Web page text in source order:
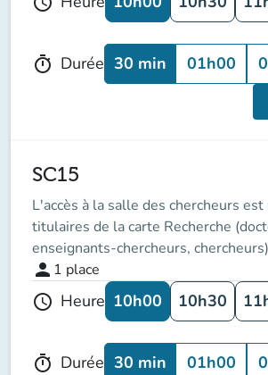
timer Durée 30 min 01h00
SC15
L'accès à la salle des chercheurs
titulaires de la carte Recherche
enseignants-chercheurs, chercheurs)
person 1 place
schedule Heure 10h00 10h30
timer Durée 30 min 01h00